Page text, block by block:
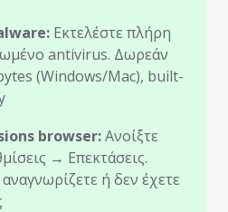
Εκτελέστε πλήρη
antivirus. Δωρεάν
(Windows/Mac), built-
browser:Ανοίξτε
→ Επεκτάσεις.
ή δεν έχετε